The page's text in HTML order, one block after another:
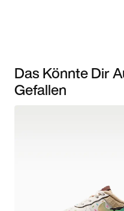
Das Könnte Dir
Gefallen